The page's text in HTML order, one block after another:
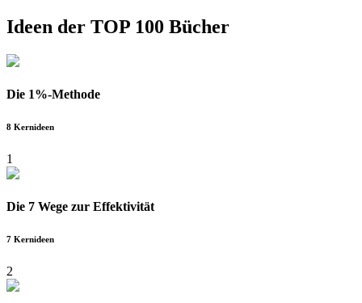
Ideen der TOP 100 Bücher
Die 1%-Methode
8 Kernideen
1
Die 7 Wege zur Effektivität
7 Kernideen
2